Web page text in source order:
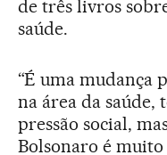
de três livros
saúde.
“É uma mudança
na área da saúde,
pressão social,
Bolsonaro é